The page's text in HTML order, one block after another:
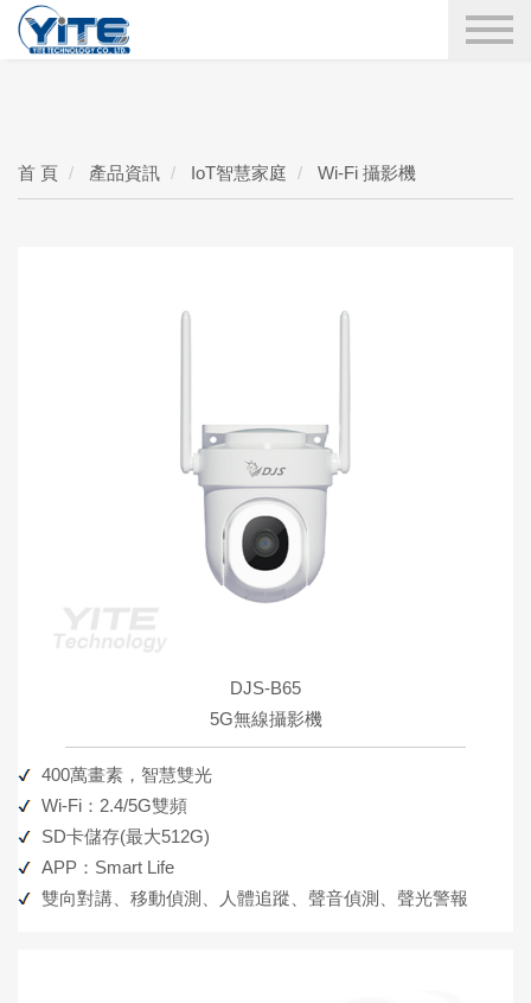
YITE Technology
首 頁 產品資訊 IoT智慧家庭 Wi-Fi 攝影機
DJS-B65
5G無線攝影機
400萬畫素，智慧雙光
Wi-Fi：2.4/5G雙頻
SD卡儲存(最大512G)
APP：Smart Life
雙向對講、移動偵測、人體追蹤、聲音偵測、聲光警報